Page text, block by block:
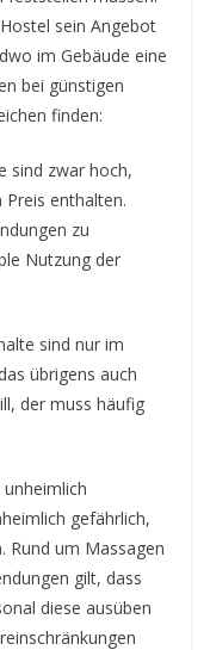
sein Angebot
im Gebäude eine
bei günstigen
finden:
sind zwar hoch,
enthalten.
zu
Nutzung der
sind nur im
übrigens auch
der muss häufig
gefährlich,
Rund um Massagen
gilt, dass
diese ausüben